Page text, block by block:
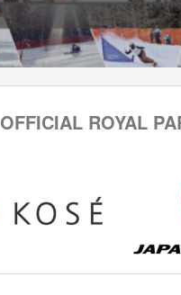
OFFICIAL ROYAL